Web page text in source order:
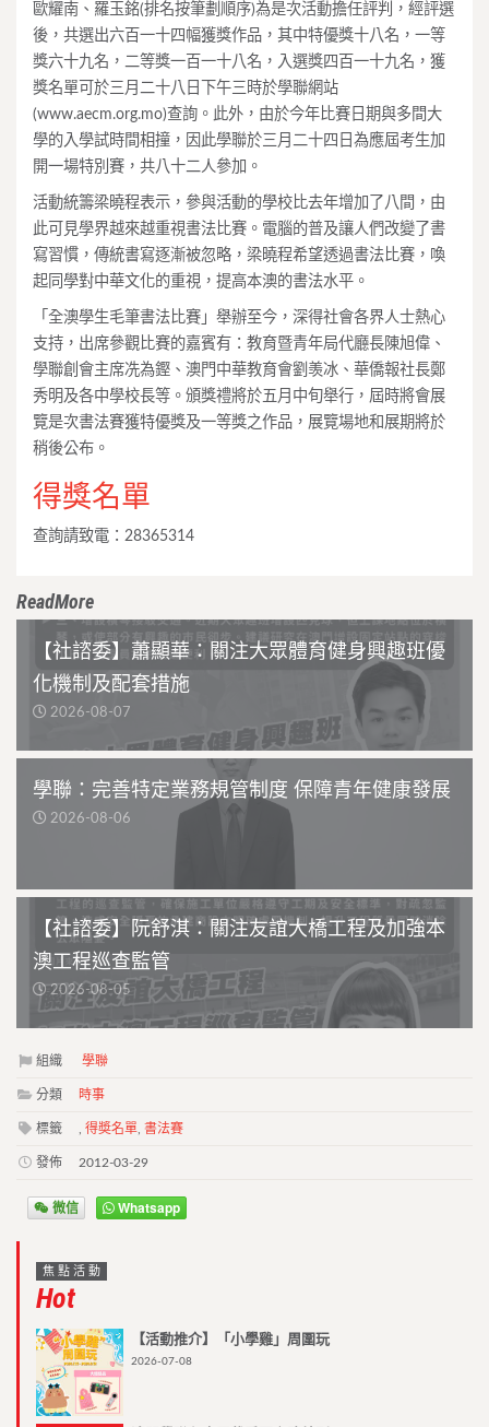
歐耀南、羅玉銘(排名按筆劃順序)為是次活動擔任評判，經評選
後，共選出六百一十四幅獲獎作品，其中特優獎十八名，一等
獎六十九名，二等獎一百一十八名，入選獎四百一十九名，獲
獎名單可於三月二十八日下午三時於學聯網站
(www.aecm.org.mo)查詢。此外，由於今年比賽日期與多間大
學的入學試時間相撞，因此學聯於三月二十四日為應屆考生加
開一場特別賽，共八十二人參加。
活動統籌梁曉程表示，參與活動的學校比去年增加了八間，由
此可見學界越來越重視書法比賽。電腦的普及讓人們改變了書
寫習慣，傳統書寫逐漸被忽略，梁曉程希望透過書法比賽，喚
起同學對中華文化的重視，提高本澳的書法水平。
「全澳學生毛筆書法比賽」舉辦至今，深得社會各界人士熱心
支持，出席參觀比賽的嘉賓有：教育暨青年局代廳長陳旭偉、
學聯創會主席冼為鏗、澳門中華教育會劉羡冰、華僑報社長鄭
秀明及各中學校長等。頒獎禮將於五月中旬舉行，屆時將會展
覽是次書法賽獲特優獎及一等獎之作品，展覽場地和展期將於
稍後公布。
得獎名單
查詢請致電：28365314
ReadMore
【社諮委】蕭顯華：關注大眾體育健身興趣班優
化機制及配套措施
2026-08-07
學聯：完善特定業務規管制度 保障青年健康發展
2026-08-06
【社諮委】阮舒淇：關注友誼大橋工程及加強本
澳工程巡查監管
2026-08-05
組織 學聯
分類 時事
標籤 得奬名單 書法賽
發佈 2012-03-29
微信 Whatsapp
焦點活動
Hot
【活動推介】「小學雞」周圍玩
2026-07-08